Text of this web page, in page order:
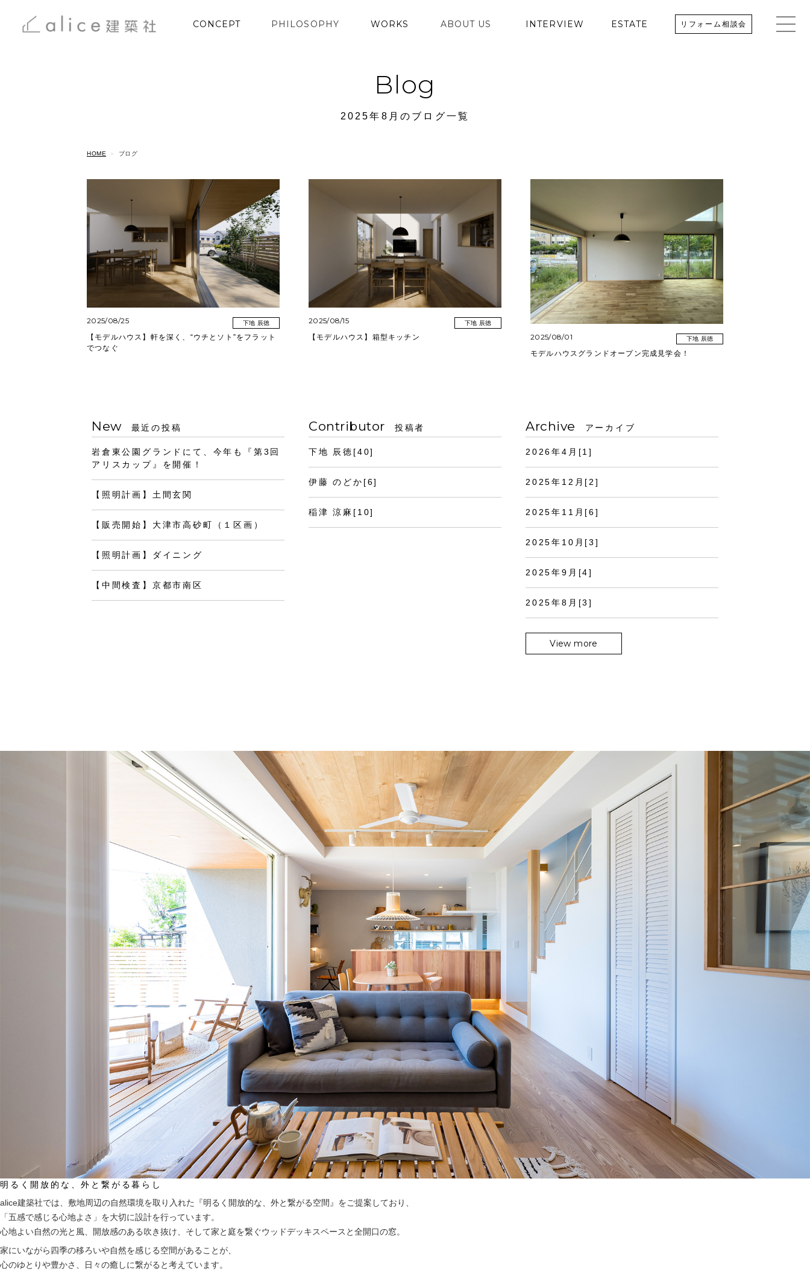
CONCEPT PHILOSOPHY WORKS ABOUT US INTERVIEW ESTATE リフォーム相談会
Blog
2025年8月のブログ一覧
HOME ブログ
2025/08/25
【モデルハウス】軒を深く、“ウチとソト”をフラット
でつなぐ
下地 辰徳 2025/08/15
【モデルハウス】箱型キッチン
下地 辰徳
2025/08/01
モデルハウスグランドオープン完成見学会！
下地 辰徳
New 最近の投稿
岩倉東公園グランドにて、今年も『第3回
アリスカップ』を開催！
【照明計画】土間玄関
【販売開始】大津市高砂町（１区画）
【照明計画】ダイニング
【中間検査】京都市南区
Contributor 投稿者
下地 辰徳[40]
伊藤 のどか[6]
稲津 涼麻[10]
Archive アーカイブ
2026年4月[1]
2025年12月[2]
2025年11月[6]
2025年10月[3]
2025年9月[4]
2025年8月[3]
View more
明るく開放的な、外と繋がる暮らし
alice建築社では、 敷地周辺の自然環境を取り入れた 『明るく開放的な、外と繋がる空間』をご提案しており、
「五感で感じる心地よさ」を大切に設計を行っています。
心地よい自然の光と風、
開放感のある吹き抜け、 そして家と庭を繋ぐウッドデッキスペースと全開口の窓。
家にいながら四季の移ろいや自然を感じる空間があることが、
心のゆとりや豊かさ、
日々の癒しに繋がると考えています。